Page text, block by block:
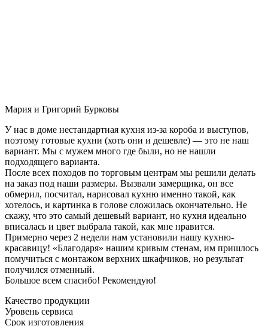
Мария и Григорий Бурковы
У нас в доме нестандартная кухня из-за короба и выступов,
поэтому готовые кухни (хоть они и дешевле) — это не наш
вариант. Мы с мужем много где были, но не нашли
подходящего варианта.
После всех походов по торговым центрам мы решили делать
на заказ под наши размеры. Вызвали замерщика, он все
обмерил, посчитал, нарисовал кухню именно такой, как
хотелось, и картинка в голове сложилась окончательно. Не
скажу, что это самый дешевый вариант, но кухня идеально
вписалась и цвет выбрала такой, как мне нравится.
Примерно через 2 недели нам установили нашу кухню-
красавицу! «Благодаря» нашим кривым стенам, им пришлось
помучиться с монтажом верхних шкафчиков, но результат
получился отменный.
Большое всем спасибо! Рекомендую!
Качество продукции
Уровень сервиса
Срок изготовления